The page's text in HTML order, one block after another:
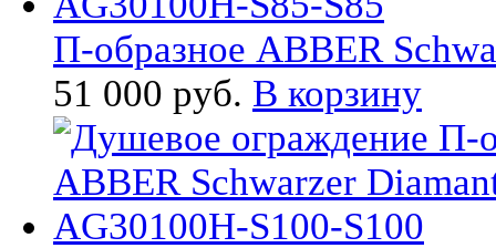
П-образное ABBER
51 000 руб. В корзину